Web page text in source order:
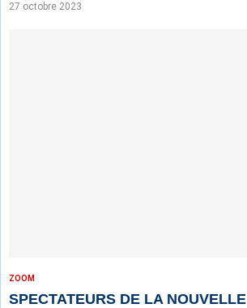
27 octobre 2023
ZOOM
SPECTATEURS DE LA NOUVELLE